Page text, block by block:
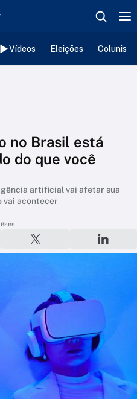
Vídeos Eleições
no Brasil está
do que você
artificial vai afetar sua
vai acontecer